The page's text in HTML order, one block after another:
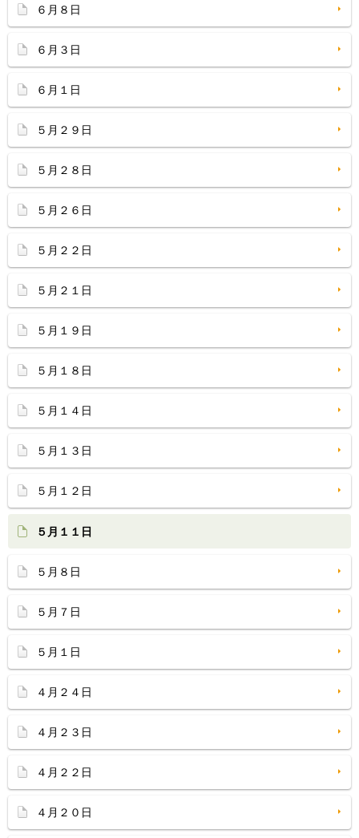
６月８日
６月３日
６月１日
５月２９日
５月２８日
５月２６日
５月２２日
５月２１日
５月１９日
５月１８日
５月１４日
５月１３日
５月１２日
５月１１日
５月８日
５月７日
５月１日
４月２４日
４月２３日
４月２２日
４月２０日